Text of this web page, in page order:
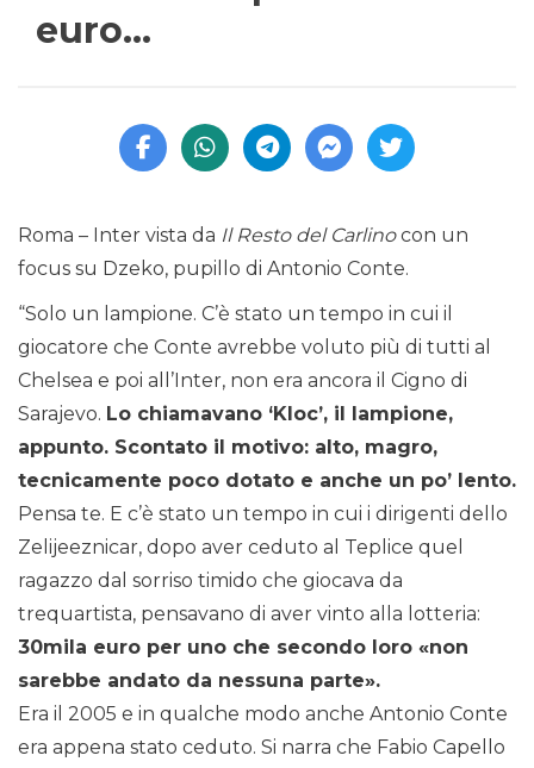
euro…
Roma – Inter vista da Il Resto del Carlinocon un
focus su Dzeko, pupillo di Antonio Conte.
“Solo un lampione. C’è stato un tempo in cui il
giocatore che Conte avrebbe voluto più di tutti al
Chelsea e poi all’Inter, non era ancora il Cigno di
Sarajevo. Lo chiamavano ‘Kloc’, il lampione,
appunto. Scontato il motivo: alto, magro,
tecnicamente poco dotato e anche un po’ lento.
Pensa te. E c’è stato un tempo in cui i dirigenti dello
Zelijeeznicar, dopo aver ceduto al Teplice quel
ragazzo dal sorriso timido che giocava da
trequartista, pensavano di aver vinto alla lotteria:
30mila euro per uno che secondo loro «non
sarebbe andato da nessuna parte».
Era il 2005 e in qualche modo anche Antonio Conte
era appena stato ceduto. Si narra che Fabio Capello